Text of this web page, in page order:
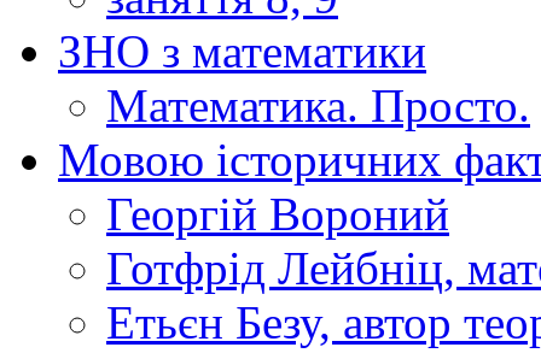
ЗНО з математики
Математика. Просто.
Мовою історичних
Георгій Вороний
Готфрід Лейбніц,
Етьєн Безу, автор